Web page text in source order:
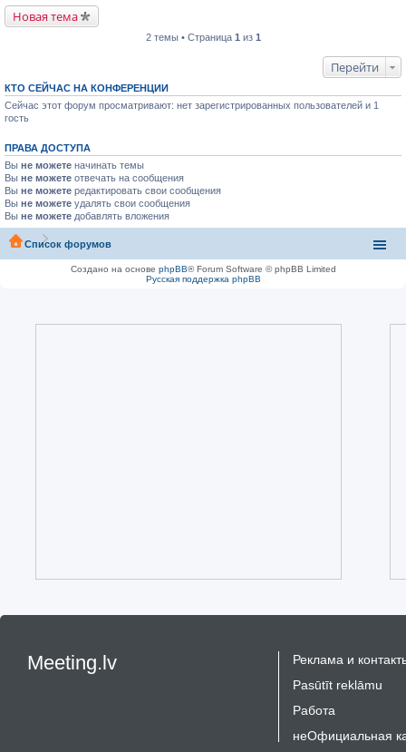
Новая тема
2 темы • Страница 1 из 1
Перейти
КТО СЕЙЧАС НА КОНФЕРЕНЦИИ
Сейчас этот форум просматривают: нет зарегистрированных пользователей и 1
гость
ПРАВА ДОСТУПА
Вы не можете начинать темы
Вы не можете отвечать на сообщения
Вы не можете редактировать свои сообщения
Вы не можете удалять свои сообщения
Вы не можете добавлять вложения
Список форумов
Создано на основе phpBB® Forum Software © phpBB Limited
Русская поддержка phpBB
Meeting.lv
Реклама и
Pasūtīt reklāmu
Работа
неОфициальная